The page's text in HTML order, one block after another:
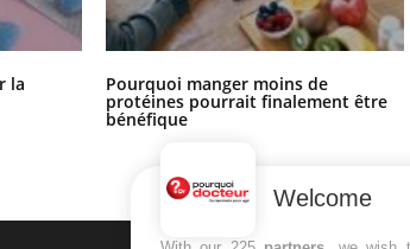
la Pourquoi manger moins de
protéines pourrait finalement être
bénéfique
Welcome